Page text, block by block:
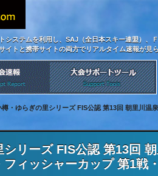
システムを利用し、SAJ（全日本スキー連盟）
イトと携帯サイトの両方でリアルタイム速報が見
樽・ゆらぎの里シリーズ FIS公認 第13回 朝里川温
シリーズ FIS公認 第13回
フィッシャーカップ 第1戦